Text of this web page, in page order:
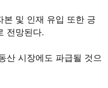
및 인재 유입 또한 긍
전망된다.
산 시장에도 파급될 것으